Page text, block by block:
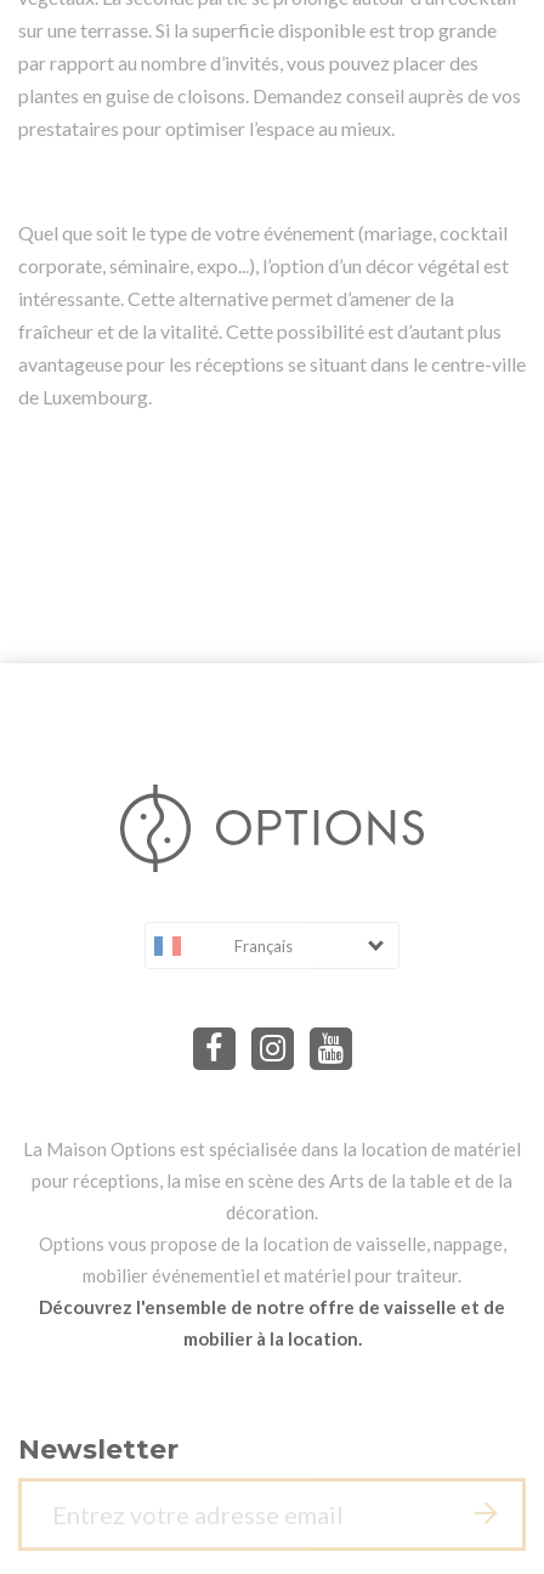
sur une terrasse. Si la superficie disponible est trop grande
par rapport au nombre d’invités, vous pouvez placer des
plantes en guise de cloisons. Demandez conseil auprès de vos
prestataires pour optimiser l’espace au mieux.
Quel que soit le type de votre événement (mariage, cocktail
corporate, séminaire, expo...), l’option d’un décor végétal est
intéressante. Cette alternative permet d’amener de la
fraîcheur et de la vitalité. Cette possibilité est d’autant plus
avantageuse pour les réceptions se situant dans le centre-ville
de Luxembourg.
Français
La Maison Options est spécialisée dans la location de matériel
pour réceptions, la mise en scène des Arts de la table et de la
décoration.
Options vous propose de la location de vaisselle, nappage,
mobilier événementiel et matériel pour traiteur.
Découvrez l'ensemble de notre offre de vaisselle et de
mobilier à la location.
Newsletter